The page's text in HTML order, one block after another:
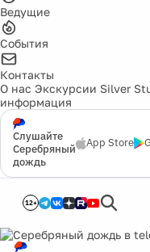
Ведущие
События
Контакты
О нас Экскурсии Silver
информация
Слушайте
Серебряный
дождь
App Store
12+